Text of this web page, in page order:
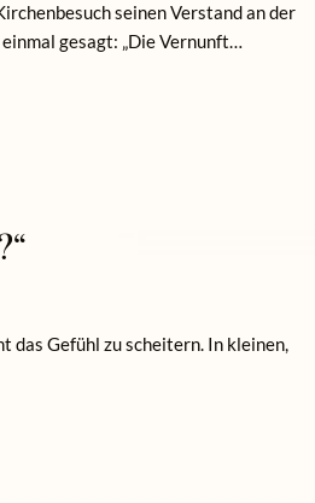
seinen Verstand an der
gesagt: „Die Vernunft…
das Gefühl zu scheitern. In kleinen,